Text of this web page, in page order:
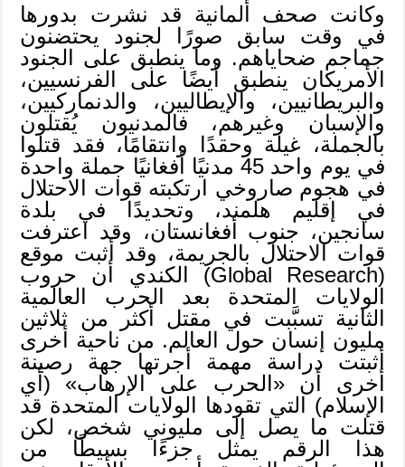
وكانت صحف ألمانية قد نشرت بدورها
في وقت سابق صورًا لجنود يحتضنون
جماجم ضحاياهم. وما ينطبق على الجنود
الأمريكان ينطبق أيضًا على الفرنسيين،
والبريطانيين، والإيطاليين، والدنماركيين،
والإسبان وغيرهم، فالمدنيون يُقتلون
بالجملة، غيلة وحقدًا وانتقامًا، فقد قتلوا
في يوم واحد 45 مدنيًا أفغانيًا جملة واحدة
في هجوم صاروخي ارتكبته قوات الاحتلال
في إقليم هلمند، وتحديدًا في بلدة
سانجين، جنوب أفغانستان، وقد اعترفت
قوات الاحتلال بالجريمة، وقد أثبت موقع
(Global Research) الكندي أن حروب
الولايات المتحدة بعد الحرب العالمية
الثانية تسبَّبت في مقتل أكثر من ثلاثين
مليون إنسان حول العالم. من ناحية أخرى
أثبتت دراسة مهمة أجرتها جهة رصينة
أخرى أن «الحرب على الإرهاب» (أي
الإسلام) التي تقودها الولايات المتحدة قد
قتلت ما يصل إلى مليوني شخص، لكن
هذا الرقم يمثل جزءًا بسيطًا من